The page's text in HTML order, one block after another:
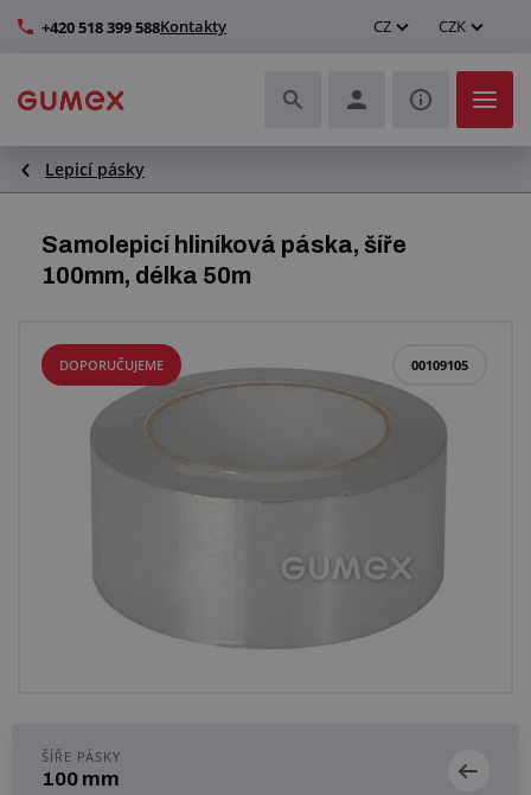
+420 518 399 588Kontakty CZ CZK
Hadice a jejich kompletace
Profily a výroba těsnění
Dopravníkové pásy a montáž
Zlepšení pracovního prostředí
Další pryžové a plastové výrobky
Vše o nákupu
Lepicí pásky
Samolepicí hliníková páska, šíře
100mm, délka 50m
00109105
DOPORUČUJEME
ŠÍŘE PÁSKY
100 mm